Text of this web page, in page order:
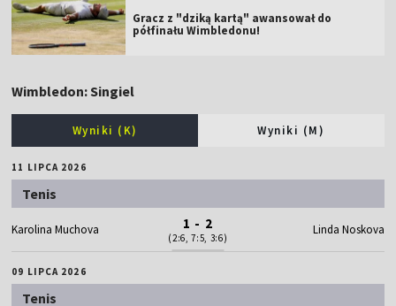
Gracz z "dziką kartą" awansował do
półfinału Wimbledonu!
Wimbledon: Singiel
Wyniki (K) Wyniki (M)
11 LIPCA 2026
Tenis
Karolina Muchova 1 - 2
(2:6, 7:5, 3:6)
Linda Noskova
09 LIPCA 2026
Tenis